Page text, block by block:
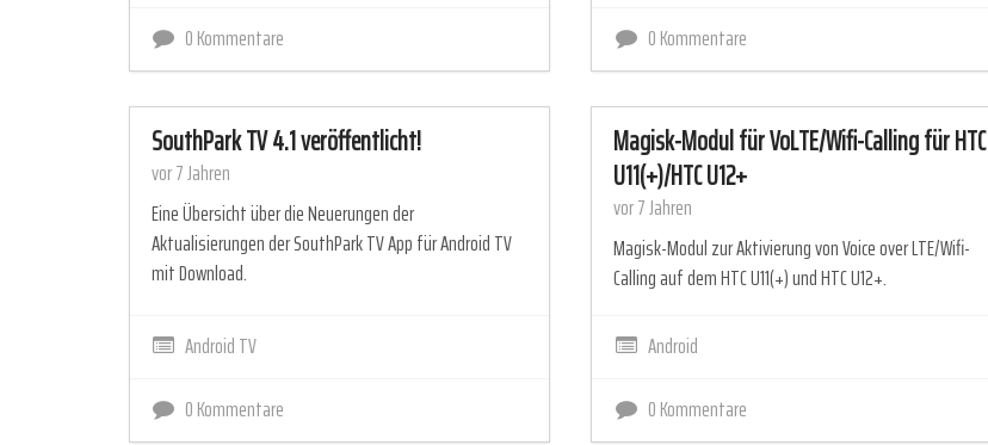
0 Kommentare
0 Kommentare
SouthPark TV 4.1 veröffentlicht!
vor 7 Jahren
Eine Übersicht über die Neuerungen der
Aktualisierungen der SouthPark TV App für Android TV
mit Download.
Android TV
0 Kommentare
Magisk-Modul für VoLTE/Wifi-Calling für HTC
U11(+)/HTC U12+
vor 7 Jahren
Magisk-Modul zur Aktivierung von Voice over LTE/Wifi-
Calling auf dem HTC U11(+) und HTC U12+.
Android
0 Kommentare